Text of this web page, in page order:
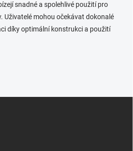
snadné a spolehlivé použití pro
Uživatelé mohou očekávat dokonalé
díky optimální konstrukci a použití